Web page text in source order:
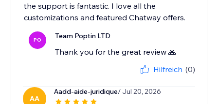
the support is fantastic. I love all the
customizations and featured Chatway offers.
PO Team Poptin LTD
Thank you for the great review 🙏
Hilfreich (0)
AA
Aadd-aide-juridique/ Jul 20, 2026